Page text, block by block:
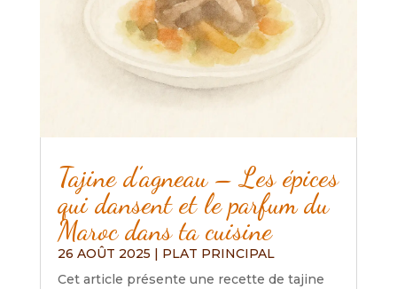
Tajine d’agneau – Les épices
qui dansent et le parfum du
Maroc dans ta cuisine
26 AOÛT 2025 | PLAT PRINCIPAL
Cet article présente une recette de tajine